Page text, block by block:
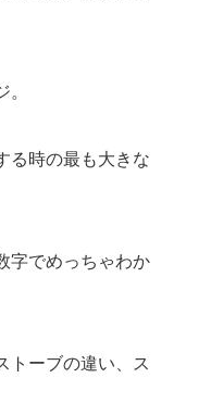
る時の最も大きな
字でめっちゃわか
トーブの違い、ス